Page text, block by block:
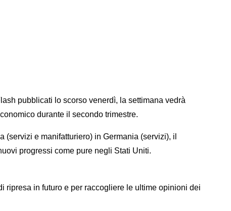
pubblicati lo scorso venerdì, la settimana vedrà
durante il secondo trimestre.
e manifatturiero) in Germania (servizi), il
progressi come pure negli Stati Uniti.
ripresa in futuro e per raccogliere le ultime opinioni dei